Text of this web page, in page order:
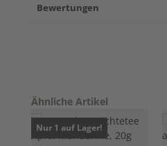
Bewertungen
Produktgalerie überspringen
Ähnliche Artikel
Nur 1 auf Lager!